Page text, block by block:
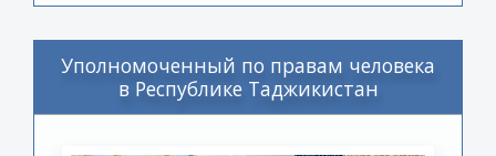
Уполномоченный по правам человека
в Республике Таджикистан